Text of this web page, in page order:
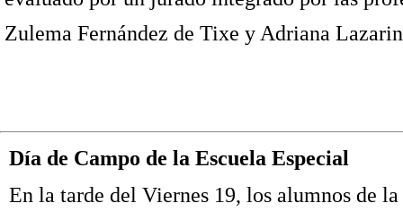
Zulema Fernández de Tixe y Adriana
Día de Campo de la Escuela Especial
En la tarde del Viernes 19, los alumnos de